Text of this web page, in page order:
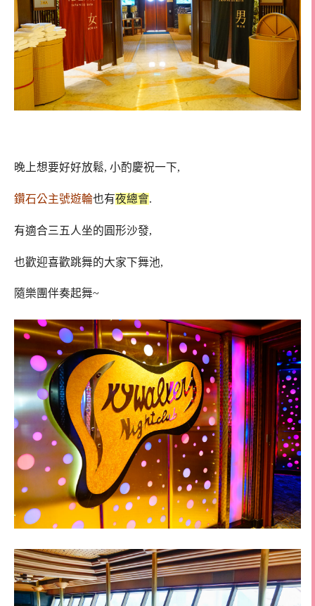
晚上想要好好放鬆, 小酌慶祝一下,
鑽石公主號遊輪也有夜總會.
有適合三五人坐的圓形沙發,
也歡迎喜歡跳舞的大家下舞池,
隨樂團伴奏起舞~